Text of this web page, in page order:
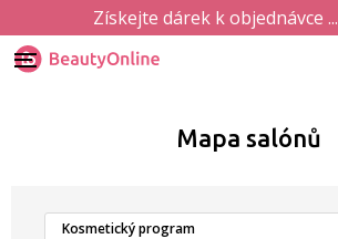
Získejte dárek k objednávce ...
Mapa salónů
Kosmetický program